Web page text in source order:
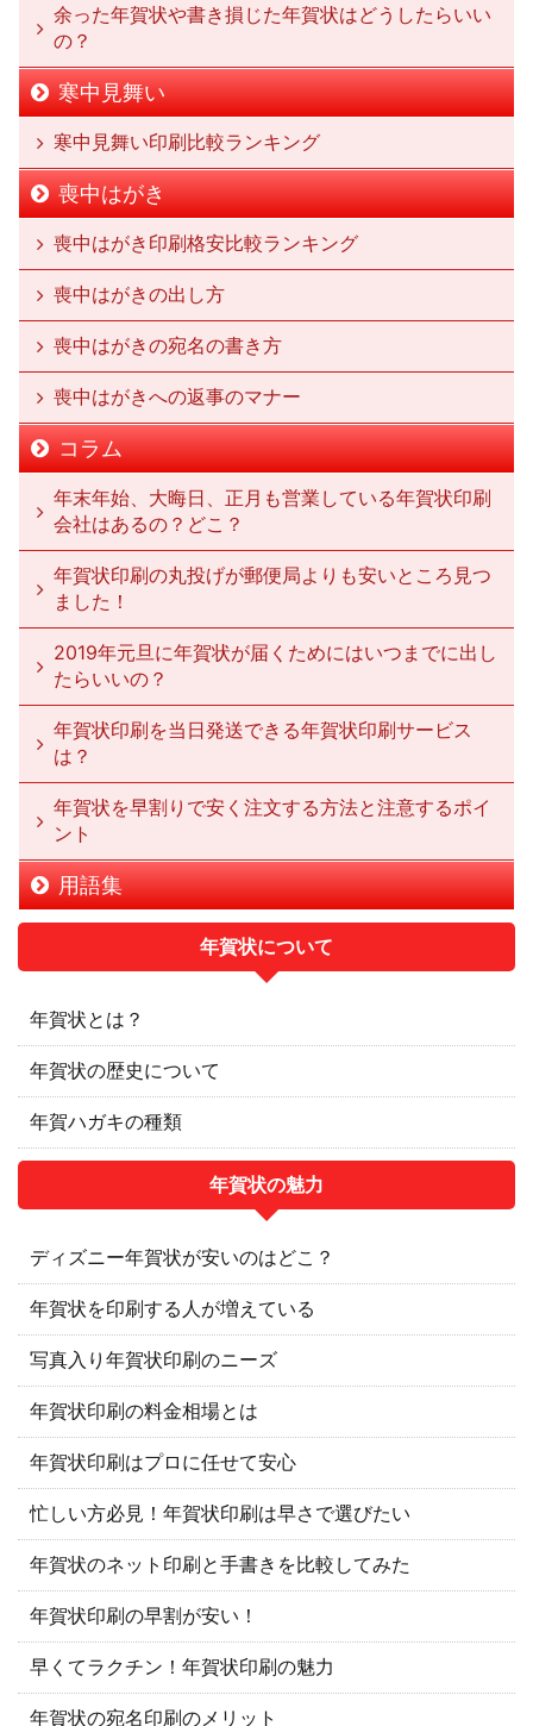
余った年賀状や書き損じた年賀状はどうしたらいい
の？
寒中見舞い
寒中見舞い印刷比較ランキング
喪中はがき
喪中はがき印刷格安比較ランキング
喪中はがきの出し方
喪中はがきの宛名の書き方
喪中はがきへの返事のマナー
コラム
年末年始、大晦日、正月も営業している年賀状印刷
会社はあるの？どこ？
年賀状印刷の丸投げが郵便局よりも安いところ見つ
ました！
2019年元旦に年賀状が届くためにはいつまでに出し
たらいいの？
年賀状印刷を当日発送できる年賀状印刷サービス
は？
年賀状を早割りで安く注文する方法と注意するポイ
ント
用語集
年賀状について
年賀状とは？
年賀状の歴史について
年賀ハガキの種類
年賀状の魅力
ディズニー年賀状が安いのはどこ？
年賀状を印刷する人が増えている
写真入り年賀状印刷のニーズ
年賀状印刷の料金相場とは
年賀状印刷はプロに任せて安心
忙しい方必見！年賀状印刷は早さで選びたい
年賀状のネット印刷と手書きを比較してみた
年賀状印刷の早割が安い！
早くてラクチン！年賀状印刷の魅力
年賀状の宛名印刷のメリット